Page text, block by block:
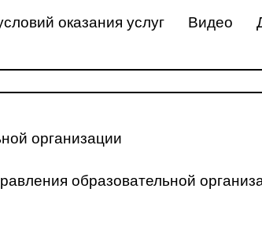
оказания услуг
Видео
организации
образовательной